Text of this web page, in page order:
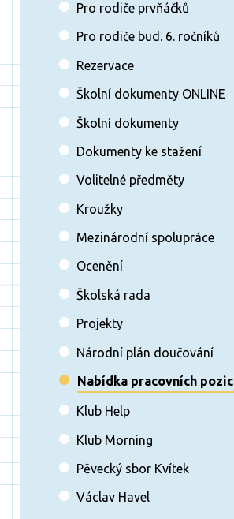
Pro rodiče prvňáčků
Pro rodiče bud. 6. ročníků
Rezervace
Školní dokumenty ONLINE
Školní dokumenty
Dokumenty ke stažení
Volitelné předměty
Kroužky
Mezinárodní spolupráce
Ocenění
Školská rada
Projekty
Národní plán doučování
Nabídka pracovních pozic
Klub Help
Klub Morning
Pěvecký sbor Kvítek
Václav Havel